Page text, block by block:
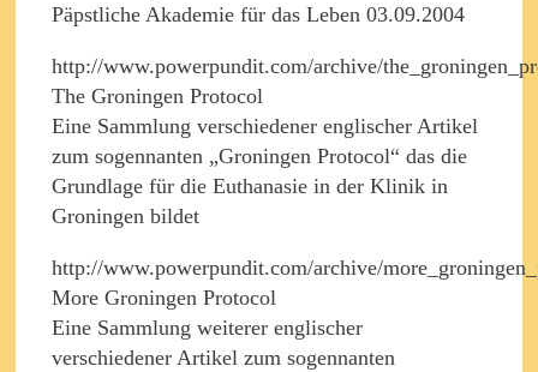
Päpstliche Akademie für das Leben 03.09.2004
http://www.powerpundit.com/archive/
The Groningen Protocol
Eine Sammlung verschiedener englischer Artikel
zum sogennanten „Groningen Protocol“ das die
Grundlage für die Euthanasie in der Klinik in
Groningen bildet
http://www.powerpundit.com/archive/
More Groningen Protocol
Eine Sammlung weiterer englischer
verschiedener Artikel zum sogennanten